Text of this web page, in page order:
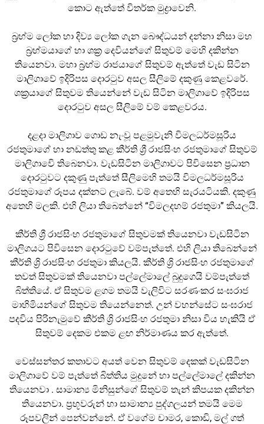
කොට ඇත්තේ විතර්ක මුද්රාවෙනි.
බ්රහ්ම ලෝක හා දිව් ය ලෝක ගැන බෞද්ධයන් දන්නා නිසා මහ
බ්රහ්මයාගේ හා ශක්ර දෙවියන්ගේ සිතුවම් මෙහි දකින්න
තියෙනවා. මහා බ්රහ්ම රාජයාගේ සිතුවම් ඇත්තේ වැඩ සිටින
මාලිගාවේ ඉදිරිපස දොරටුව අසල සීලිමේ දකුණු කෙළවරේ.
ශක්රයාගේ සිතුවම තියෙන්නේ වැඩ සිටින මාලිගාවේ ඉදිරිපස
දොරටුව අසල සීලිමේ වම් කෙළවරය.
දළදා මාලිගාව ගොඩ නැංවූ පළමුවැනි විමලධර්මසූරිය
රජතුමාගේ හා නඩත්තු කළ කීර්ති ශ්රී රාජසිංහ රජතුමාගේ සිතුවම්
මාලිගාවෙි තිබෙනවා. වැඩසිටින මාලිගාවට පිවිසෙන ප්රධාන
දොරටුවට දකුණු පැත්තේ සීලිමෙහි තමයි විමලධර්මසූරිය
රජතුමාගේ රූපය දක්නට ලැබේ. වම් අතෙහි සැරයටියකි. දකුණු
අතෙහි මලකි. එහි ලියා තිබෙන්නේ “විමලදහම් රජතුමා” කියලයි.
කීර්ති ශ්රී රාජසිංහ රජතුමාගේ සිතුවමක් තියෙනවා වැඩසිටින
මාලිගයට පිවිසෙන දොරටුවේ වම්පැත්තේ. එහි ලියා තිබෙන්නේ
කීර්ති ශ් රි රාජසිංහ රජතුමා කියලයි. කීර්ති ශ් රි රාජසිංහ රජතුමාගේ
තවත් සිතුවමක් තියෙනවා පල්ලේමාලේ බුදුගෙයි වම්පැත්තේ
බිත්තියේ. ඒ සිතුවම ළගම තමයි වැලිවිට සරණංකර සංඝරාජ
මාහිමියන්ගේ සිතුවම තියෙන්නෙත්. උන් වහන්සේට සංඝරාජ
පදවිය පිරිනැමුවේ කීර්ති ශ් රි රාජසිංහ රජතුමා නිසා විය හැකියි ඒ
සිතුවම් දෙකම එකම ළඟ නිර්මාණය කර ඇත්තේ.
වෙස්සන්තර කතාවට අයත් වෙන සිතුවම් දෙකක් වැඩසිටින
මාලිගාවේ වම් පැත්තේ බිත්තිය මුදුනේ හා පල්ලේමාලේ දකින්න
තියෙනවා . සාමාන් ය මිනිසුන්ගේ සිතුවම් තැන් කිපයක දකින්න
තියෙනවා. ප්රභූවරුන් හා සාමාන්ය පුද්ගලයන් තමයි මෙම
රූපවලින් පෙන්වන්නේ. ඒ වගේම චාමර, කොඩි, මල් ගත්